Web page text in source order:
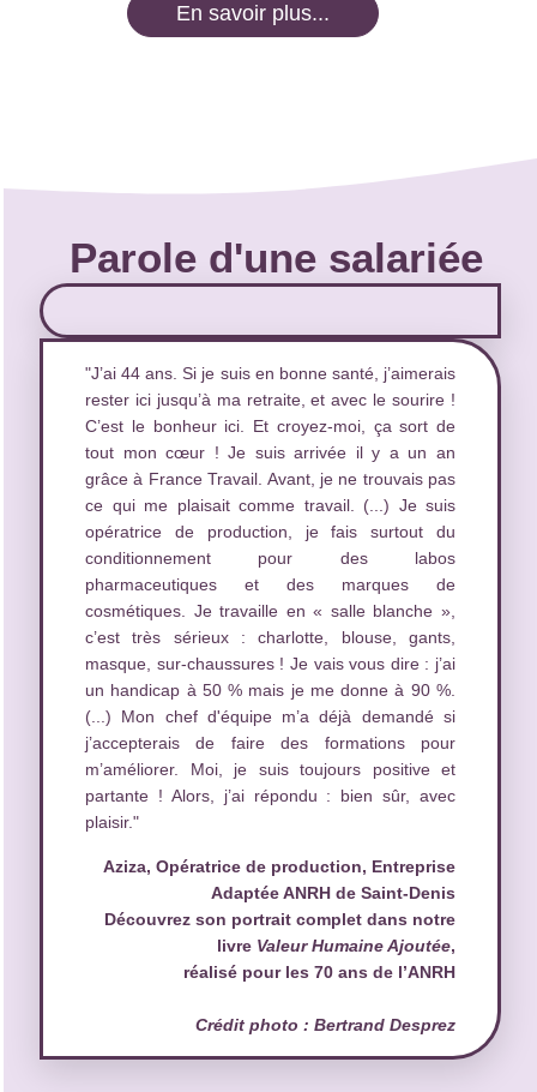
En savoir plus...
Parole d'une salariée
"J’ai 44 ans. Si je suis en bonne santé, j’aimerais
rester ici jusqu’à ma retraite, et avec le sourire !
C’est le bonheur ici. Et croyez-moi, ça sort de
tout mon cœur ! Je suis arrivée il y a un an
grâce à France Travail. Avant, je ne trouvais pas
ce qui me plaisait comme travail. (...) Je suis
opératrice de production, je fais surtout du
conditionnement pour des labos
pharmaceutiques et des marques de
cosmétiques. Je travaille en « salle blanche »,
c’est très sérieux : charlotte, blouse, gants,
masque, sur-chaussures ! Je vais vous dire : j’ai
un handicap à 50 % mais je me donne à 90 %.
(...) Mon chef d'équipe m’a déjà demandé si
j’accepterais de faire des formations pour
m’améliorer. Moi, je suis toujours positive et
partante ! Alors, j’ai répondu : bien sûr, avec
plaisir."
Aziza, Opératrice de production, Entreprise
Adaptée ANRH de Saint-Denis
Découvrez son portrait complet dans notre
livre Valeur Humaine Ajoutée,
réalisé pour les 70 ans de l’ANRH
Crédit photo : Bertrand Desprez